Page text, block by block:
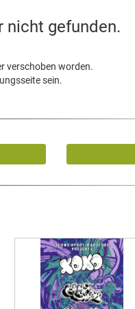
nicht gefunden.
verschoben worden.
sein.